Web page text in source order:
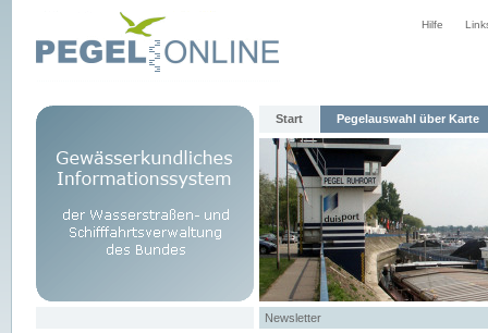
Hilfe
Start Pegelauswahl über Karte
Newsletter